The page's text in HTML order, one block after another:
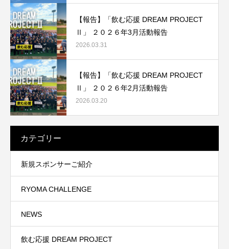
【報告】「飲む応援 DREAM PROJECT
Ⅱ」 ２０２６年3月活動報告
2026.03.31
【報告】「飲む応援 DREAM PROJECT
Ⅱ」 ２０２６年2月活動報告
2026.03.20
カテゴリー
新規スポンサーご紹介
RYOMA CHALLENGE
NEWS
飲む応援 DREAM PROJECT